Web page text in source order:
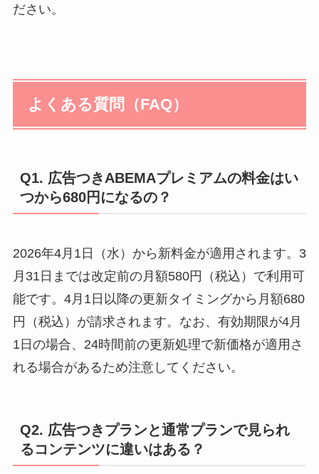
ださい。
よくある質問（FAQ）
Q1. 広告つきABEMAプレミアムの料金はい
つから680円になるの？
2026年4月1日（水）から新料金が適用されます。3
月31日までは改定前の月額580円（税込）で利用可
能です。4月1日以降の更新タイミングから月額680
円（税込）が請求されます。なお、有効期限が4月
1日の場合、24時間前の更新処理で新価格が適用さ
れる場合があるため注意してください。
Q2. 広告つきプランと通常プランで見られ
るコンテンツに違いはある？